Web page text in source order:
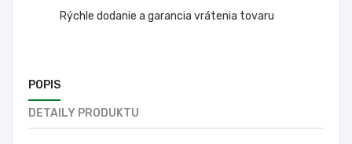
Rýchle dodanie a garancia vrátenia tovaru
POPIS
DETAILY PRODUKTU